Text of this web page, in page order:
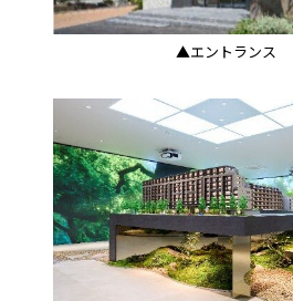
▲エントランス